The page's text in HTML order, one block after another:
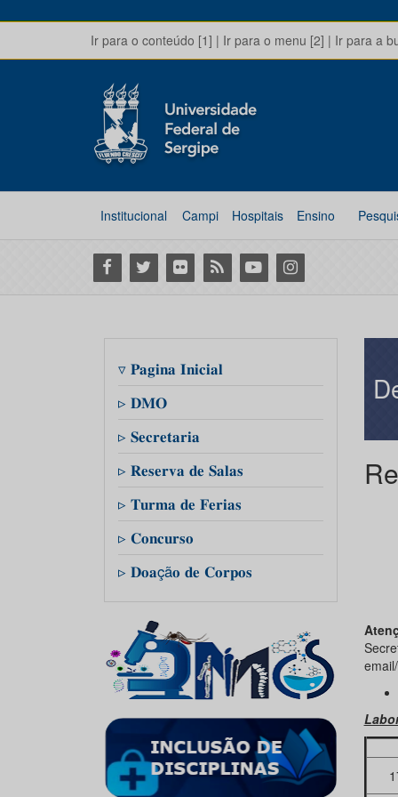
Ir para o conteúdo [1] | Ir para o menu [2] | Ir para a
Institucional Campi Hospitais Ensino
Facebook
Twitter Flickr RSS YoutubeInstagram
▿ 𝐏𝐚𝐠𝐢𝐧𝐚 𝐈𝐧𝐢𝐜𝐢𝐚𝐥
▹ 𝐃𝐌𝐎
▹ 𝐒𝐞𝐜𝐫𝐞𝐭𝐚𝐫𝐢𝐚
▹ 𝐑𝐞𝐬𝐞𝐫𝐯𝐚 𝐝𝐞 𝐒𝐚𝐥𝐚𝐬
▹ 𝐓𝐮𝐫𝐦𝐚 𝐝𝐞 𝐅𝐞𝐫𝐢𝐚𝐬
▹ 𝐂𝐨𝐧𝐜𝐮𝐫𝐬𝐨
▹ 𝐃𝐨𝐚çã𝐨 𝐝𝐞 𝐂𝐨𝐫𝐩𝐨𝐬